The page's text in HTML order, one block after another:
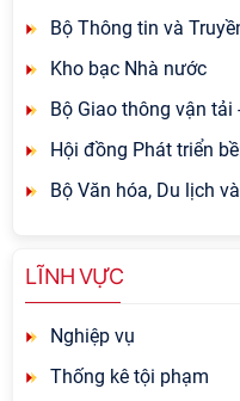
Bộ Thông tin và
Kho bạc Nhà nước
Bộ Giao thông vận tải
Hội đồng Phát triển
Bộ Văn hóa, Du lịch
LĨNH VỰC
Nghiệp vụ
Thống kê tội phạm